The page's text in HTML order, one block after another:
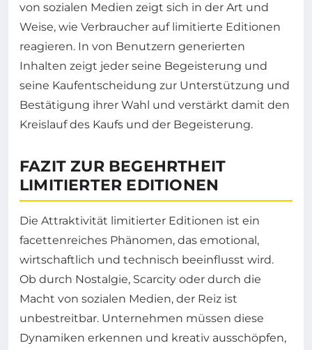
von sozialen Medien zeigt sich in der Art und
Weise, wie Verbraucher auf limitierte Editionen
reagieren. In von Benutzern generierten
Inhalten zeigt jeder seine Begeisterung und
seine Kaufentscheidung zur Unterstützung und
Bestätigung ihrer Wahl und verstärkt damit den
Kreislauf des Kaufs und der Begeisterung.
FAZIT ZUR BEGEHRTHEIT
LIMITIERTER EDITIONEN
Die Attraktivität limitierter Editionen ist ein
facettenreiches Phänomen, das emotional,
wirtschaftlich und technisch beeinflusst wird.
Ob durch Nostalgie, Scarcity oder durch die
Macht von sozialen Medien, der Reiz ist
unbestreitbar. Unternehmen müssen diese
Dynamiken erkennen und kreativ ausschöpfen,